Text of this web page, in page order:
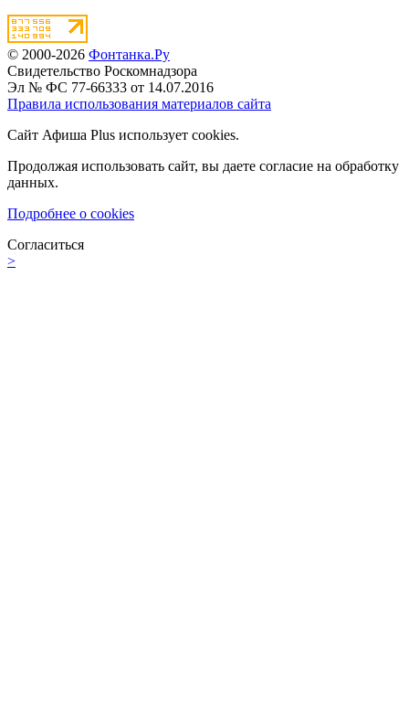
© 2000-2026 Фонтанка.Ру
Свидетельство Роскомнадзора
Эл № ФС 77-66333 от 14.07.2016
Правила использования материалов сайта
Сайт Афиша Plus использует cookies.
Продолжая использовать сайт, вы даете согласие на обработку
данных.
Подробнее о cookies
Согласиться
>